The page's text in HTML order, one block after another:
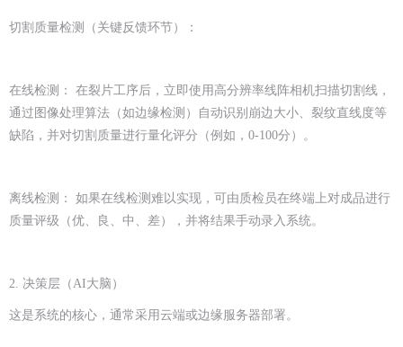
切割质量检测（关键反馈环节）：
在线检测： 在裂片工序后，立即使用高分辨率线阵相机扫描切割线，
通过图像处理算法（如边缘检测）自动识别崩边大小、裂纹直线度等
缺陷，并对切割质量进行量化评分（例如，0-100分）。
离线检测： 如果在线检测难以实现，可由质检员在终端上对成品进行
质量评级（优、良、中、差），并将结果手动录入系统。
2. 决策层（AI大脑）
这是系统的核心，通常采用云端或边缘服务器部署。